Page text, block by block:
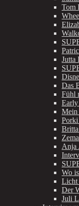
Tom
Jutta
Das
Fühl
Mein
Anja
Wo
Licht
Der
Juli